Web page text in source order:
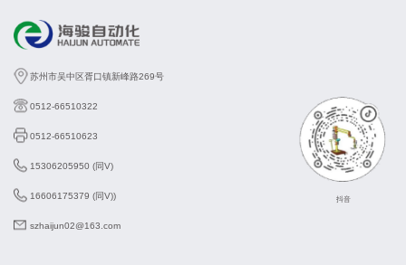
苏州市吴中区胥口镇新峰路269号
0512-66510322
0512-66510623
15306205950 (同V)
16606175379 (同V))
szhaijun02@163.com
抖音